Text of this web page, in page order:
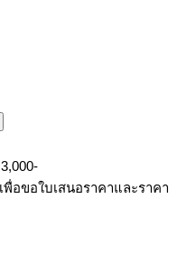
อขอใบเสนอราคาและราคา